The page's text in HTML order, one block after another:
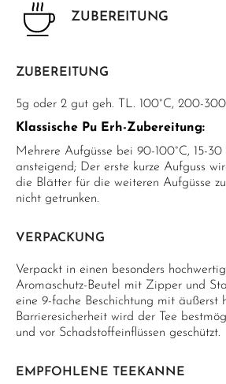
ZUBEREITUNG
ZUBEREITUNG
5g oder 2 gut geh. TL. 100°C, 200-
Klassische Pu Erh-Zubereitung:
Mehrere Aufgüsse bei 90-100°C, 15-
ansteigend; Der erste kurze Aufguss
die Blätter für die weiteren Aufgüsse
nicht getrunken.
VERPACKUNG
Verpackt in einen besonders
Aromaschutz-Beutel mit Zipper und
eine 9-fache Beschichtung mit äußerst
Barrieresicherheit wird der Tee
und vor Schadstoffeinflüssen geschützt.
EMPFOHLENE TEEKANNE